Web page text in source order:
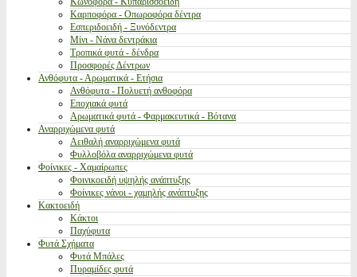
Καρποφόρα - Οπωροφόρα δέντρα
Εσπεριδοειδή - Ξυνόδεντρα
Μίνι - Νάνα δεντράκια
Τροπικά φυτά - δένδρα
Προσφορές Δέντρων
Ανθόφυτα - Αρωματικά - Ετήσια
Ανθόφυτα - Πολυετή ανθοφόρα
Εποχιακά φυτά
Αρωματικά φυτά - Φαρμακευτικά - Βότανα
Αναρριχώμενα φυτά
Αειθαλή αναρριχώμενα φυτά
Φυλλοβόλα αναρριχώμενα φυτά
Φοίνικες - Χαμαίρωπες
Φοινικοειδή υψηλής ανάπτυξης
Φοίνικες νάνοι - χαμηλής ανάπτυξης
Κακτοειδή
Κάκτοι
Παχύφυτα
Φυτά Σχήματα
Φυτά Μπάλες
Πυραμίδες φυτά